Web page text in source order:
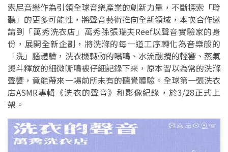
索尼音樂作為引領全球音樂產業的創新力量，不斷探索「聆
聽」的更多可能性，將聲音藝術推向全新領域，本次合作邀
請到「萬秀洗衣店」萬秀孫張瑞夫Reef以聲音實驗家的身
份，展開全新企劃，將洗滌的每一道工序轉化為音樂般的
「洗」腦體驗，洗衣機轉動的嗡鳴、水流翻攪的輕響、蒸氣
燙斗釋放的細微嘶鳴被仔細記錄下來，原本習以為常的洗滌
聲響，竟能帶來一場前所未有的聽覺體驗。全球第一張洗衣
店ASMR專輯《洗衣的聲音》和影像紀錄，於3/28正式上
架。